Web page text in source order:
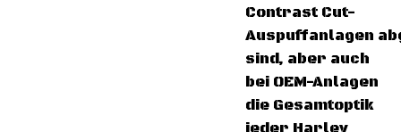
Contrast Cut-
Auspuffanlagen
sind, aber auch
bei OEM-Anlagen
die Gesamtoptik